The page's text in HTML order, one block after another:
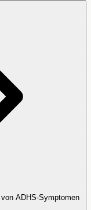
ADHS-Symptomen